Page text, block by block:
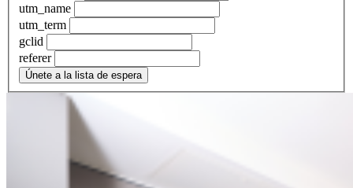
utm_name
utm_term
gclid
referer
Únete a la lista de espera